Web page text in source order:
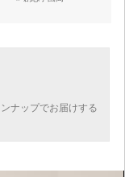
ナップでお届けする